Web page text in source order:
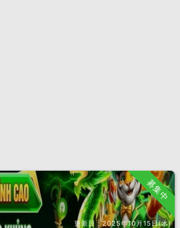
募集中
更新日：2025年10月15日(水)